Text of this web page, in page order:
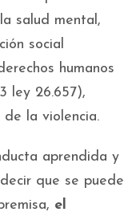
salud mental,
social
humanos
ley 26.657),
la violencia.
aprendida y
que se puede
el